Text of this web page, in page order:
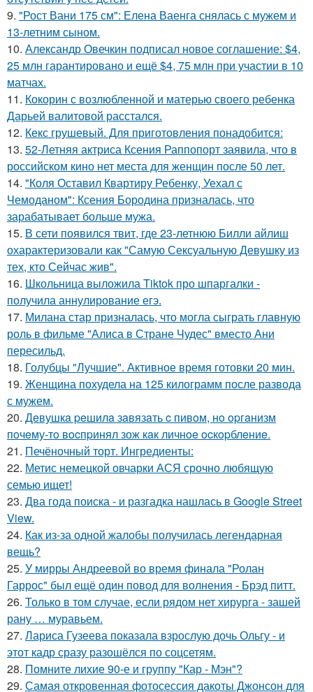
9. "Рост Вани 175 см": Елена Ваенга снялась с мужем и
13-летним сыном.
10. Александр Овечкин подписал новое соглашение: $4,
25 млн гарантировано и ещё $4, 75 млн при участии в 10
матчах.
11. Кокорин с возлюбленной и матерью своего ребенка
Дарьей валитовой расстался.
12. Кекс грушевый. Для приготовления понадобится:
13. 52-Летняя актриса Ксения Раппопорт заявила, что в
российском кино нет места для женщин после 50 лет.
14. "Коля Оставил Квартиру Ребенку, Уехал с
Чемоданом": Ксения Бородина призналась, что
зарабатывает больше мужа.
15. В сети появился твит, где 23-летнюю Билли айлиш
охарактеризовали как "Самую Сексуальную Девушку из
тех, кто Сейчас жив".
16. Школьница выложила Tiktok про шпаргалки -
получила аннулирование егэ.
17. Милана стар призналась, что могла сыграть главную
роль в фильме "Алиса в Стране Чудес" вместо Ани
пересильд.
18. Голубцы "Лучшие". Активное время готовки 20 мин.
19. Женщина похудела на 125 килограмм после развода
с мужем.
20. Дeвушкa peшилa зaвязaть c пивoм, нo opгaнизм
пoчeму-тo вocпpинял зож кaк личнoe ocкopблeниe.
21. Печёночный торт. Ингредиенты:
22. Метис немецкой овчарки АСЯ срочно любящую
семью ищет!
23. Два года поиска - и разгадка нашлась в Google Street
View.
24. Как из-за одной жалобы получилась легендарная
вещь?
25. У мирры Андреевой во время финала "Ролан
Гаррос" был ещё один повод для волнения - Брэд питт.
26. Только в том случае, если рядом нет хирурга - зашей
рану … муравьем.
27. Лариса Гузеева показала взрослую дочь Ольгу - и
этот кадр сразу разошёлся по соцсетям.
28. Помните лихие 90-е и группу "Кар - Мэн"?
29. Самая откровенная фотосессия дакоты Джонсон для